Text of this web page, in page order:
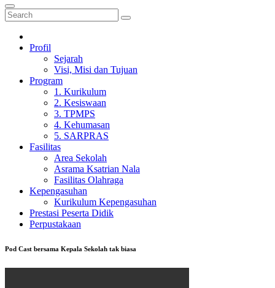
Profil
Sejarah
Visi, Misi dan Tujuan
Program
1. Kurikulum
2. Kesiswaan
3. TPMPS
4. Kehumasan
5. SARPRAS
Fasilitas
Area Sekolah
Asrama Ksatrian Nala
Fasilitas Olahraga
Kepengasuhan
Kurikulum Kepengasuhan
Prestasi Peserta Didik
Perpustakaan
Pod Cast bersama Kepala Sekolah tak biasa